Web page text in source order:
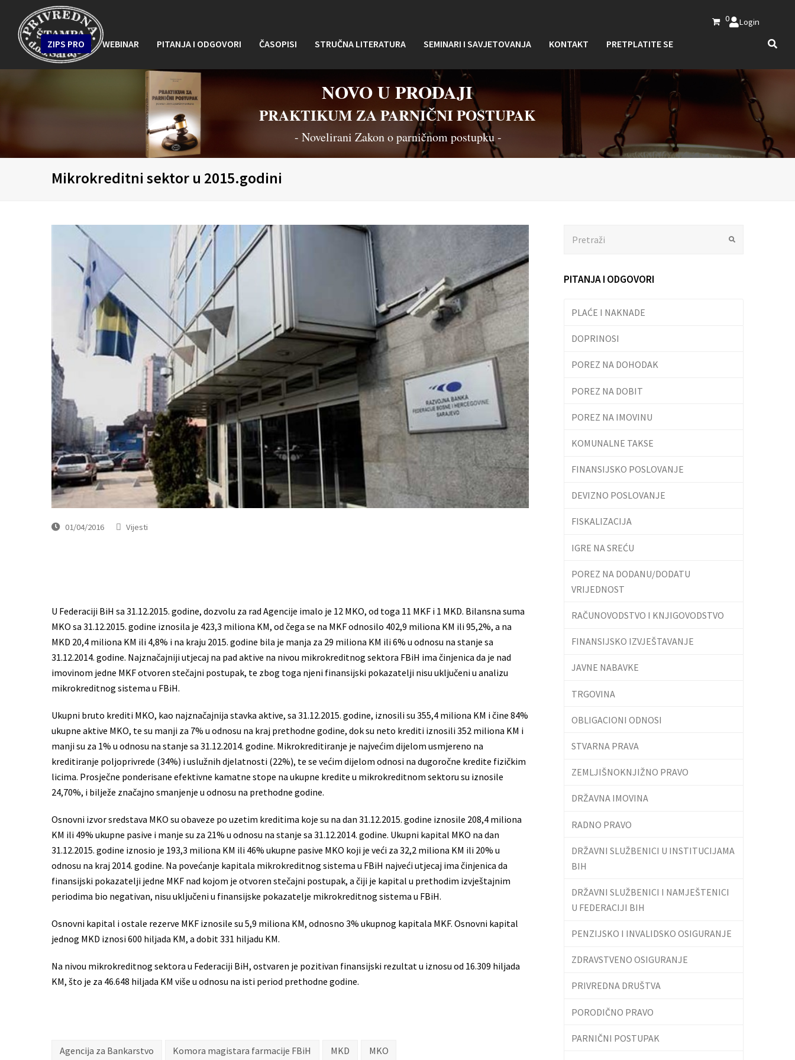
0 Login
ZIPS PRO WEBINAR PITANJA I ODGOVORI ČASOPISI STRUČNA LITERATURA SEMINARI I SAVJETOVANJA KONTAKT PRETPLATITE SE
NOVO U PRODAJI
PRAKTIKUM ZA PARNIČNI POSTUPAK
- Novelirani Zakon o parničnom postupku -
Mikrokreditni sektor u 2015.godini
01/04/2016 Vijesti
U Federaciji BiH sa 31.12.2015. godine, dozvolu za rad Agencije imalo je 12 MKO, od toga 11 MKF i 1 MKD. Bilansna suma
MKO sa 31.12.2015. godine iznosila je 423,3 miliona KM, od čega se na MKF odnosilo 402,9 miliona KM ili 95,2%, a na
MKD 20,4 miliona KM ili 4,8% i na kraju 2015. godine bila je manja za 29 miliona KM ili 6% u odnosu na stanje sa
31.12.2014. godine. Najznačajniji utjecaj na pad aktive na nivou mikrokreditnog sektora FBiH ima činjenica da je nad
imovinom jedne MKF otvoren stečajni postupak, te zbog toga njeni finansijski pokazatelji nisu uključeni u analizu
mikrokreditnog sistema u FBiH.
Ukupni bruto krediti MKO, kao najznačajnija stavka aktive, sa 31.12.2015. godine, iznosili su 355,4 miliona KM i čine 84%
ukupne aktive MKO, te su manji za 7% u odnosu na kraj prethodne godine, dok su neto krediti iznosili 352 miliona KM i
manji su za 1% u odnosu na stanje sa 31.12.2014. godine. Mikrokreditiranje je najvećim dijelom usmjereno na
kreditiranje poljoprivrede (34%) i uslužnih djelatnosti (22%), te se većim dijelom odnosi na dugoročne kredite fizičkim
licima. Prosječne ponderisane efektivne kamatne stope na ukupne kredite u mikrokreditnom sektoru su iznosile
24,70%, i bilježe značajno smanjenje u odnosu na prethodne godine.
Osnovni izvor sredstava MKO su obaveze po uzetim kreditima koje su na dan 31.12.2015. godine iznosile 208,4 miliona
KM ili 49% ukupne pasive i manje su za 21% u odnosu na stanje sa 31.12.2014. godine. Ukupni kapital MKO na dan
31.12.2015. godine iznosio je 193,3 miliona KM ili 46% ukupne pasive MKO koji je veći za 32,2 miliona KM ili 20% u
odnosu na kraj 2014. godine. Na povećanje kapitala mikrokreditnog sistema u FBiH najveći utjecaj ima činjenica da
finansijski pokazatelji jedne MKF nad kojom je otvoren stečajni postupak, a čiji je kapital u prethodim izvještajnim
periodima bio negativan, nisu uključeni u finansijske pokazatelje mikrokreditnog sistema u FBiH.
Osnovni kapital i ostale rezerve MKF iznosile su 5,9 miliona KM, odnosno 3% ukupnog kapitala MKF. Osnovni kapital
jednog MKD iznosi 600 hiljada KM, a dobit 331 hiljadu KM.
Na nivou mikrokreditnog sektora u Federaciji BiH, ostvaren je pozitivan finansijski rezultat u iznosu od 16.309 hiljada
KM, što je za 46.648 hiljada KM više u odnosu na isti period prethodne godine.
Agencija za Bankarstvo Komora magistara farmacije FBiH MKD MKO
PITANJA I ODGOVORI
PLAĆE I NAKNADE
DOPRINOSI
POREZ NA DOHODAK
POREZ NA DOBIT
POREZ NA IMOVINU
KOMUNALNE TAKSE
FINANSIJSKO POSLOVANJE
DEVIZNO POSLOVANJE
FISKALIZACIJA
IGRE NA SREĆU
POREZ NA DODANU/DODATU
VRIJEDNOST
RAČUNOVODSTVO I KNJIGOVODSTVO
FINANSIJSKO IZVJEŠTAVANJE
JAVNE NABAVKE
TRGOVINA
OBLIGACIONI ODNOSI
STVARNA PRAVA
ZEMLJIŠNOKNJIŽNO PRAVO
DRŽAVNA IMOVINA
RADNO PRAVO
DRŽAVNI SLUŽBENICI U INSTITUCIJAMA
BIH
DRŽAVNI SLUŽBENICI I NAMJEŠTENICI
U FEDERACIJI BIH
PENZIJSKO I INVALIDSKO OSIGURANJE
ZDRAVSTVENO OSIGURANJE
PRIVREDNA DRUŠTVA
PORODIČNO PRAVO
PARNIČNI POSTUPAK